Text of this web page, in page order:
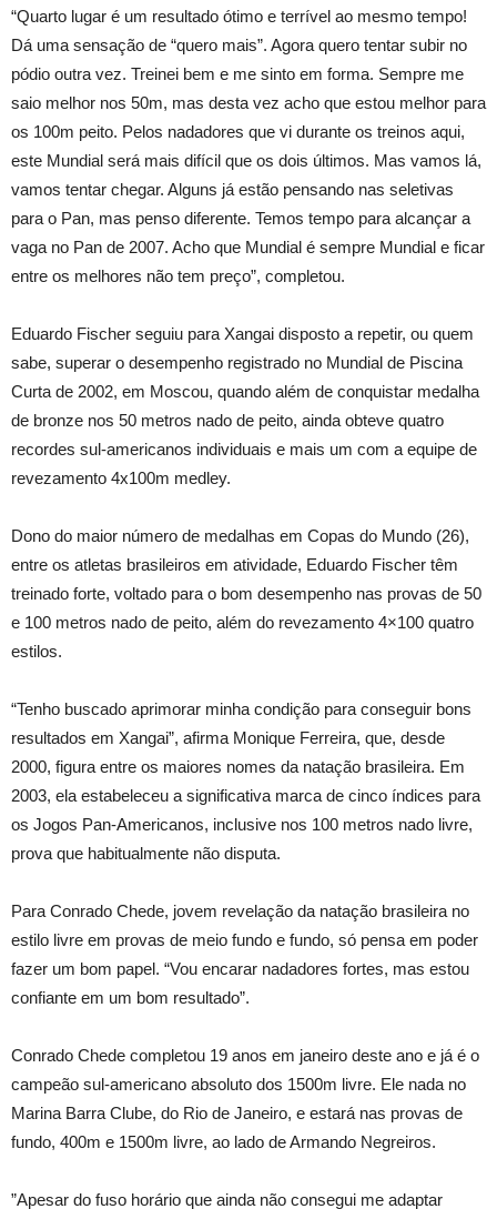
“Quarto lugar é um resultado ótimo e terrível ao mesmo tempo!
Dá uma sensação de “quero mais”. Agora quero tentar subir no
pódio outra vez. Treinei bem e me sinto em forma. Sempre me
saio melhor nos 50m, mas desta vez acho que estou melhor para
os 100m peito. Pelos nadadores que vi durante os treinos aqui,
este Mundial será mais difícil que os dois últimos. Mas vamos lá,
vamos tentar chegar. Alguns já estão pensando nas seletivas
para o Pan, mas penso diferente. Temos tempo para alcançar a
vaga no Pan de 2007. Acho que Mundial é sempre Mundial e ficar
entre os melhores não tem preço”, completou.
Eduardo Fischer seguiu para Xangai disposto a repetir, ou quem
sabe, superar o desempenho registrado no Mundial de Piscina
Curta de 2002, em Moscou, quando além de conquistar medalha
de bronze nos 50 metros nado de peito, ainda obteve quatro
recordes sul-americanos individuais e mais um com a equipe de
revezamento 4x100m medley.
Dono do maior número de medalhas em Copas do Mundo (26),
entre os atletas brasileiros em atividade, Eduardo Fischer têm
treinado forte, voltado para o bom desempenho nas provas de 50
e 100 metros nado de peito, além do revezamento 4×100 quatro
estilos.
“Tenho buscado aprimorar minha condição para conseguir bons
resultados em Xangai”, afirma Monique Ferreira, que, desde
2000, figura entre os maiores nomes da natação brasileira. Em
2003, ela estabeleceu a significativa marca de cinco índices para
os Jogos Pan-Americanos, inclusive nos 100 metros nado livre,
prova que habitualmente não disputa.
Para Conrado Chede, jovem revelação da natação brasileira no
estilo livre em provas de meio fundo e fundo, só pensa em poder
fazer um bom papel. “Vou encarar nadadores fortes, mas estou
confiante em um bom resultado”.
Conrado Chede completou 19 anos em janeiro deste ano e já é o
campeão sul-americano absoluto dos 1500m livre. Ele nada no
Marina Barra Clube, do Rio de Janeiro, e estará nas provas de
fundo, 400m e 1500m livre, ao lado de Armando Negreiros.
”Apesar do fuso horário que ainda não consegui me adaptar